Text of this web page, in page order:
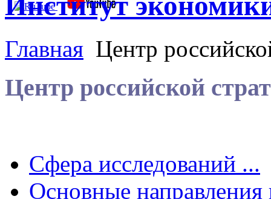
Главная Центр
Центр российской
Сфера исследований ...
Основные направления